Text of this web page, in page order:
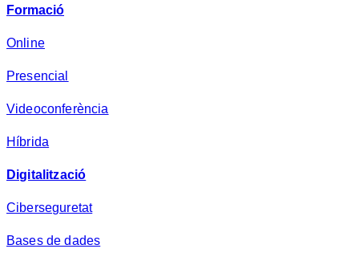
d
s
a
Formació
Online
Presencial
Videoconferència
Híbrida
Digitalització
Ciberseguretat
Bases de dades